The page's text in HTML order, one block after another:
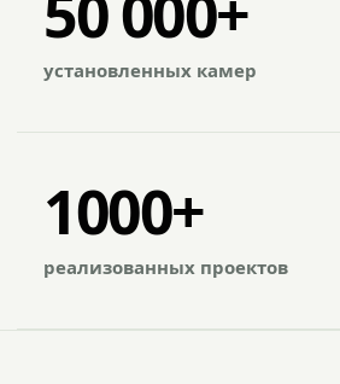
установленных камер
1000+
реализованных проектов